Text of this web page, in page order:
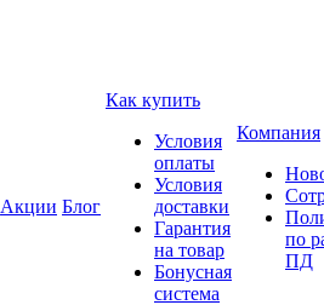
Акции Блог
Как купить
Условия
оплаты
Условия
доставки
Гарантия
на товар
Бонусная
система
Компания
по
ПД